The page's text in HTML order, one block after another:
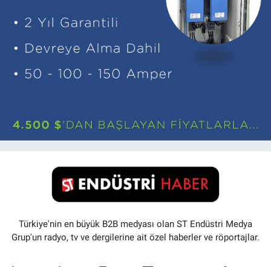
Türkiye'nin en büyük B2B medyası olan ST Endüstri Medya
Grup'un radyo, tv ve dergilerine ait özel haberler ve röportajlar.